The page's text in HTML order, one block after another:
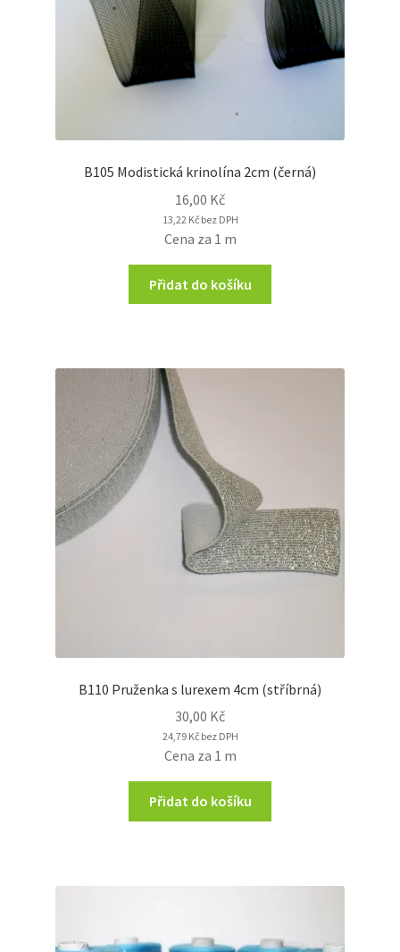
B105 Modistická krinolína 2cm (černá)
16,00 Kč
13,22 Kčbez DPH
Cena za 1 m
Přidat do košíku
B110 Pruženka s lurexem 4cm (stříbrná)
30,00 Kč
24,79 Kčbez DPH
Cena za 1 m
Přidat do košíku